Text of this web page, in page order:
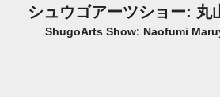
シュウゴアーツショー: 丸
ShugoArts Show: Naofumi